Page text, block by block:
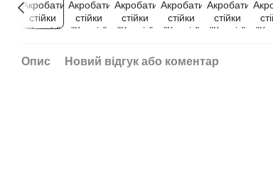
Опис Новий відгук або коментар